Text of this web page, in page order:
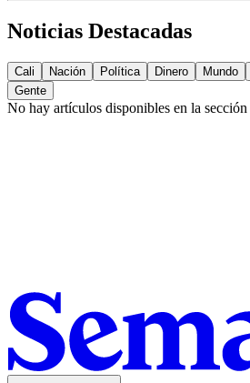
Noticias Destacadas
Cali Nación Política Dinero Mundo
Gente
No hay artículos disponibles en la sección